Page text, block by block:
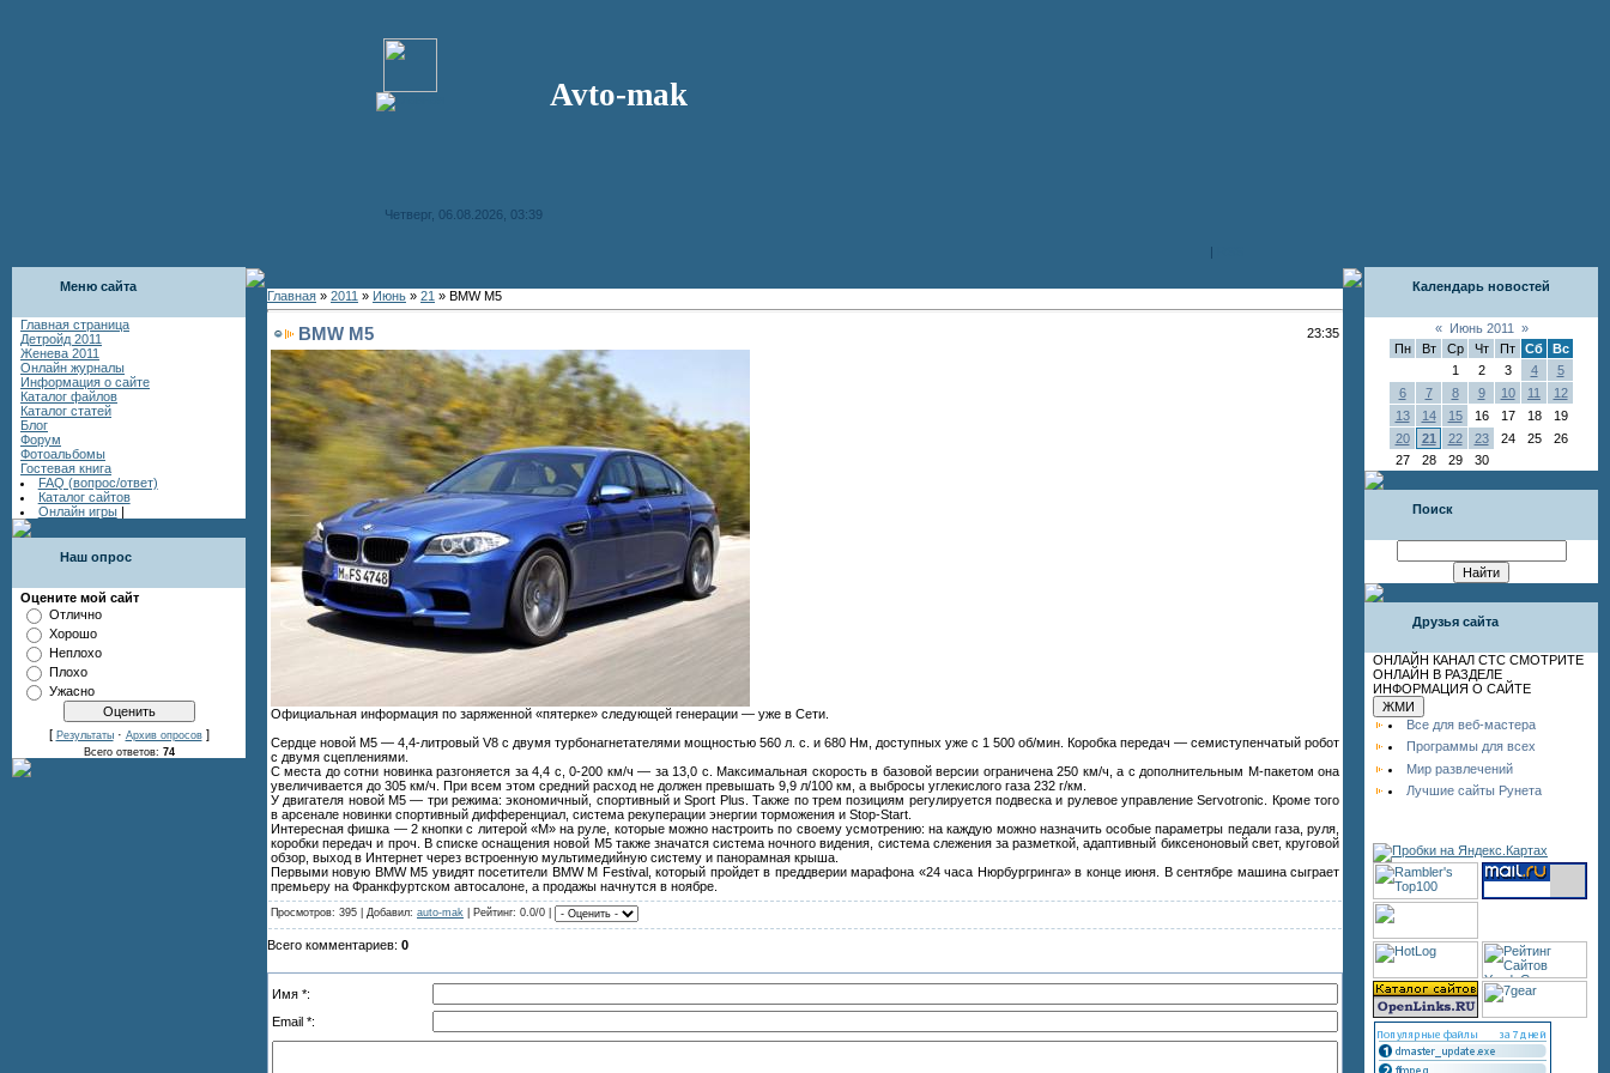
Avto-mak
Четверг, 06.08.2026, 03:39
|
Меню сайта
Главная страница
Детройд 2011
Женева 2011
Онлайн журналы
Информация о сайте
Каталог файлов
Каталог статей
Блог
Форум
Фотоальбомы
Гостевая книга
FAQ (вопрос/ответ)
Каталог сайтов
Онлайн игры |
Наш опрос
Оцените мой сайт
Отлично
Хорошо
Неплохо
Плохо
Ужасно
[ Результаты· Архив опросов]
Всего ответов: 74
Главная » 2011 » Июнь » 21 » BMW M5
BMW M5 23:35
Официальная информация по заряженной «пятерке» следующей генерации — уже в Сети.
Сердце новой M5 — 4,4-литровый V8 с двумя турбонагнетателями мощностью 560 л. с. и 680 Нм, доступных уже с 1 500 об/мин. Коробка передач — семиступенчатый робот
с двумя сцеплениями.
С места до сотни новинка разгоняется за 4,4 с, 0-200 км/ч — за 13,0 с. Максимальная скорость в базовой версии ограничена 250 км/ч, а с дополнительным M-пакетом она
увеличивается до 305 км/ч. При всем этом средний расход не должен превышать 9,9 л/100 км, а выбросы углекислого газа 232 г/км.
У двигателя новой M5 — три режима: экономичный, спортивный и Sport Plus. Также по трем позициям регулируется подвеска и рулевое управление Servotronic. Кроме того
в арсенале новинки спортивный дифференциал, система рекуперации энергии торможения и Stop-Start.
Интересная фишка — 2 кнопки с литерой «M» на руле, которые можно настроить по своему усмотрению: на каждую можно назначить особые параметры педали газа, руля,
коробки передач и проч. В списке оснащения новой M5 также значатся система ночного видения, система слежения за разметкой, адаптивный биксеноновый свет, круговой
обзор, выход в Интернет через встроенную мультимедийную систему и панорамная крыша.
Первыми новую BMW M5 увидят посетители BMW M Festival, который пройдет в преддверии марафона «24 часа Нюрбургринга» в конце июня. В сентябре машина сыграет
премьеру на Франкфуртском автосалоне, а продажы начнутся в ноябре.
Просмотров: 395 | Добавил: auto-mak | Рейтинг: 0.0/0 |
Всего комментариев: 0
Имя *:
Email *:
Календарь новостей
« Июнь 2011
»
Пн
Вт Ср Чт Пт Сб
Вс
1
2 3 4
5
6
7 8 9 10 11
12
13
14 15 16 17 18
19
20
21 22 23 24 25
26
27
28 29 30
Поиск
Друзья сайта
ОНЛАЙН КАНАЛ СТС СМОТРИТЕ
ОНЛАЙН В РАЗДЕЛЕ
ИНФОРМАЦИЯ О САЙТЕ
Все для веб-мастера
Программы для всех
Мир развлечений
Лучшие сайты Рунета